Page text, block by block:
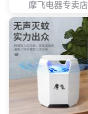
摩飞电器专卖店